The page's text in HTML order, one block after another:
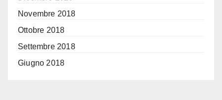
Novembre 2018
Ottobre 2018
Settembre 2018
Giugno 2018